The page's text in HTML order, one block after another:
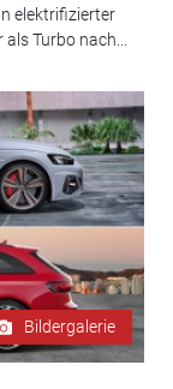
elektrifizierter
Turbo nach...
Bildergalerie